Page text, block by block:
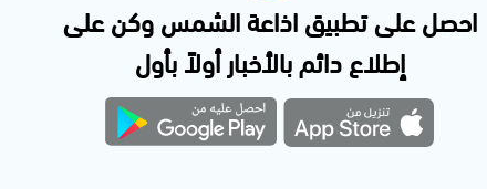
احصل على تطبيق اذاعة الشمس وكن على
إطلاع دائم بالأخبار أولاً بأول